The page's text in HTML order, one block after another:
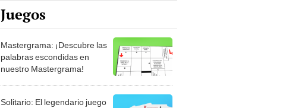
Juegos
Mastergrama: ¡Descubre las
palabras escondidas en
nuestro Mastergrama!
Solitario: El legendario juego